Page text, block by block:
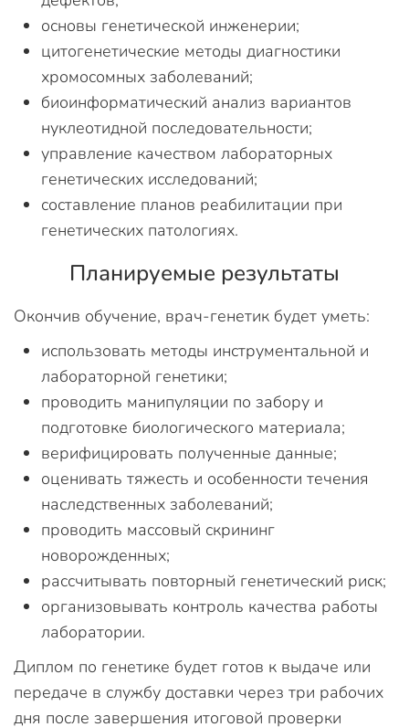
основы генетической инженерии;
цитогенетические методы диагностики
хромосомных заболеваний;
биоинформатический анализ вариантов
нуклеотидной последовательности;
управление качеством лабораторных
генетических исследований;
составление планов реабилитации при
генетических патологиях.
Планируемые результаты
Окончив обучение, врач-генетик будет уметь:
использовать методы инструментальной и
лабораторной генетики;
проводить манипуляции по забору и
подготовке биологического материала;
верифицировать полученные данные;
оценивать тяжесть и особенности течения
наследственных заболеваний;
проводить массовый скрининг
новорожденных;
рассчитывать повторный генетический риск;
организовывать контроль качества работы
лаборатории.
Диплом по генетике будет готов к выдаче или
передаче в службу доставки через три рабочих
дня после завершения итоговой проверки